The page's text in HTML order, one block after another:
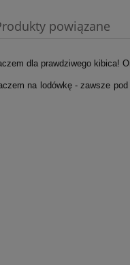
powiązane
dla prawdziwego kibica!
na lodówkę - zawsze